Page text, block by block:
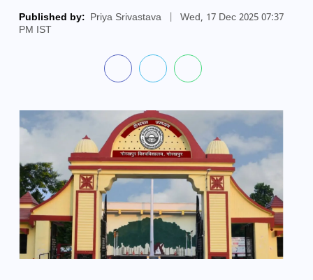
Published by: Priya Srivastava
Wed, 17 Dec 2025 07:37
PM IST